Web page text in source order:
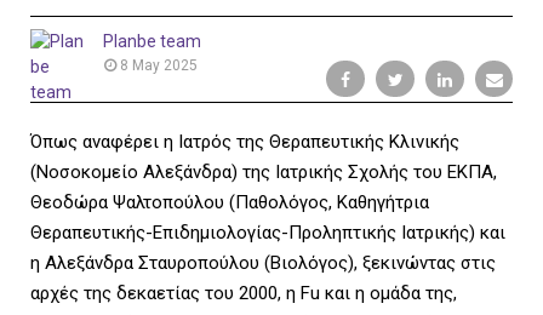
M
E
Planbe team
8 May 2025
Όπως αναφέρει η Ιατρός της Θεραπευτικής Κλινικής
(Νοσοκομείο Αλεξάνδρα) της Ιατρικής Σχολής του ΕΚΠΑ,
Θεοδώρα Ψαλτοπούλου (Παθολόγος, Καθηγήτρια
Θεραπευτικής-Επιδημιολογίας-Προληπτικής Ιατρικής) και
η Αλεξάνδρα Σταυροπούλου (Βιολόγος), ξεκινώντας στις
αρχές της δεκαετίας του 2000, η Fu και η ομάδα της,